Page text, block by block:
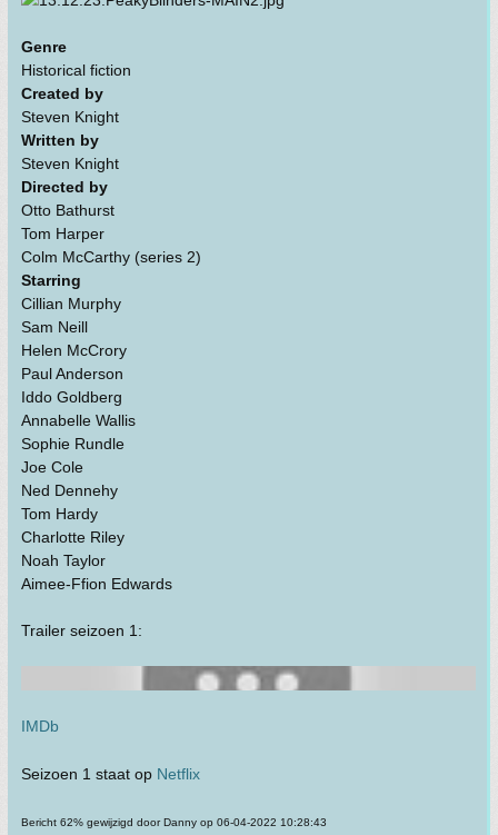
Genre
Historical fiction
Created by
Steven Knight
Written by
Steven Knight
Directed by
Otto Bathurst
Tom Harper
Colm McCarthy (series 2)
Starring
Cillian Murphy
Sam Neill
Helen McCrory
Paul Anderson
Iddo Goldberg
Annabelle Wallis
Sophie Rundle
Joe Cole
Ned Dennehy
Tom Hardy
Charlotte Riley
Noah Taylor
Aimee-Ffion Edwards
Trailer seizoen 1:
IMDb
Seizoen 1 staat op Netflix
Bericht 62% gewijzigd door Danny op 06-04-2022 10:28:43